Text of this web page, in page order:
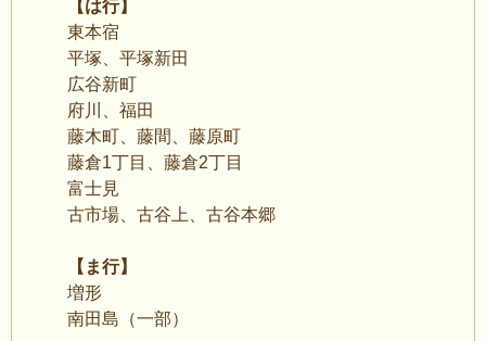
【は行】
東本宿
平塚、平塚新田
広谷新町
府川、福田
藤木町、藤間、藤原町
藤倉1丁目、藤倉2丁目
富士見
古市場、古谷上、古谷本郷
【ま行】
増形
南田島（一部）